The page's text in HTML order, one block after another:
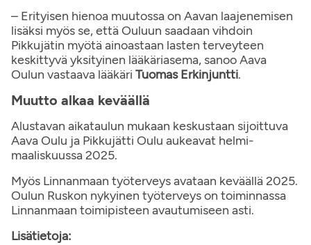
– Erityisen hienoa muutossa on Aavan laajenemisen
lisäksi myös se, että Ouluun saadaan vihdoin
Pikkujätin myötä ainoastaan lasten terveyteen
keskittyvä yksityinen lääkäriasema, sanoo Aava
Oulun vastaava lääkäri Tuomas Erkinjuntti.
Muutto alkaa keväällä
Alustavan aikataulun mukaan keskustaan sijoittuva
Aava Oulu ja Pikkujätti Oulu aukeavat helmi-
maaliskuussa 2025.
Myös Linnanmaan työterveys avataan keväällä 2025.
Oulun Ruskon nykyinen työterveys on toiminnassa
Linnanmaan toimipisteen avautumiseen asti.
Lisätietoja: